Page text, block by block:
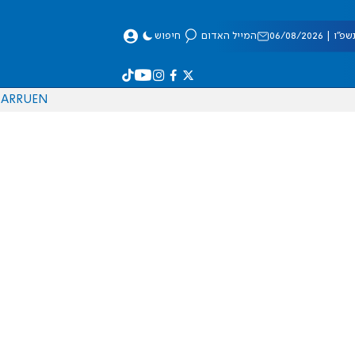
08/2026 המייל האדום חיפוש
EN
RU
AR